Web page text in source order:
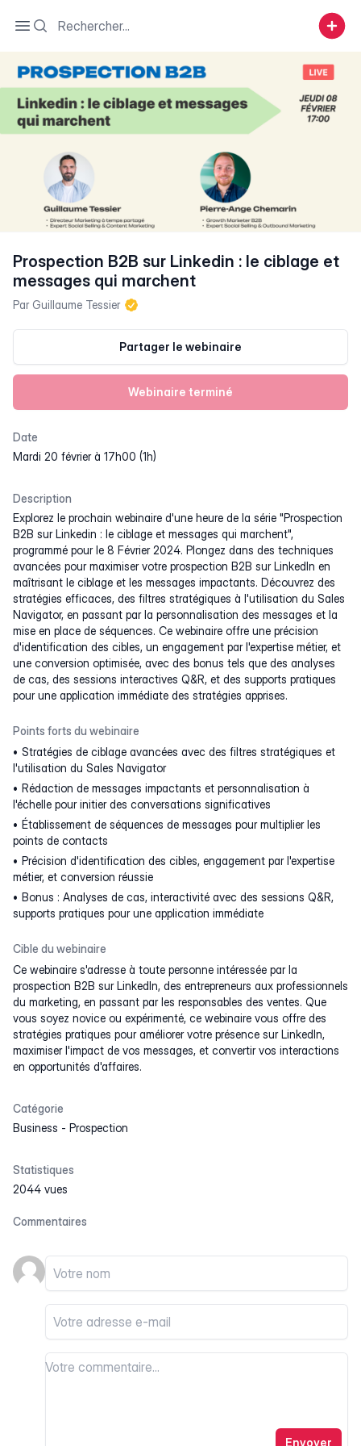
Open sidebar
Search
Prospection B2B sur Linkedin : le ciblage et
messages qui marchent
Par Guillaume Tessier
Partager le webinaire
Webinaire terminé
Date
mardi 20 février à 17h00 (1h)
Description
Explorez le prochain webinaire d'une heure de la série "Prospection
B2B sur Linkedin : le ciblage et messages qui marchent",
programmé pour le 8 Février 2024. Plongez dans des techniques
avancées pour maximiser votre prospection B2B sur LinkedIn en
maîtrisant le ciblage et les messages impactants. Découvrez des
stratégies efficaces, des filtres stratégiques à l'utilisation du Sales
Navigator, en passant par la personnalisation des messages et la
mise en place de séquences. Ce webinaire offre une précision
d'identification des cibles, un engagement par l'expertise métier, et
une conversion optimisée, avec des bonus tels que des analyses
de cas, des sessions interactives Q&R, et des supports pratiques
pour une application immédiate des stratégies apprises.
Points forts du webinaire
Stratégies de ciblage avancées avec des filtres stratégiques et
l'utilisation du Sales Navigator
Rédaction de messages impactants et personnalisation à
l'échelle pour initier des conversations significatives
Établissement de séquences de messages pour multiplier les
points de contacts
Précision d'identification des cibles, engagement par l'expertise
métier, et conversion réussie
Bonus : Analyses de cas, interactivité avec des sessions Q&R,
supports pratiques pour une application immédiate
Cible du webinaire
Ce webinaire s'adresse à toute personne intéressée par la
prospection B2B sur LinkedIn, des entrepreneurs aux professionnels
du marketing, en passant par les responsables des ventes. Que
vous soyez novice ou expérimenté, ce webinaire vous offre des
stratégies pratiques pour améliorer votre présence sur LinkedIn,
maximiser l'impact de vos messages, et convertir vos interactions
en opportunités d'affaires.
Catégorie
Business - Prospection
Statistiques
2044 vues
Commentaires
Votre nom
Votre email
Votre commentaire
Votre commentaire
Envoyer